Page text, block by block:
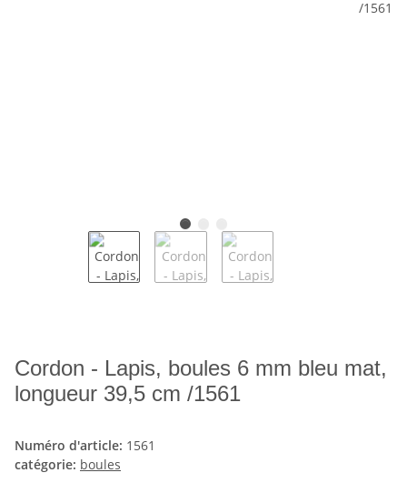
Cordon - Lapis, boules 6 mm bleu mat,
longueur 39,5 cm /1561
Numéro d'article: 1561
catégorie: boules